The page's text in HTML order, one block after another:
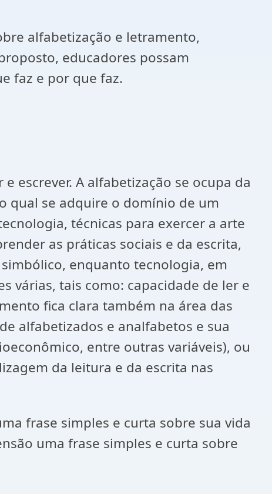
alfabetização e letramento,
educadores possam
faz e por que faz.
escrever. A alfabetização se ocupa da
qual se adquire o domínio de um
técnicas para exercer a arte
as práticas sociais e da escrita,
enquanto tecnologia, em
várias, tais como: capacidade de ler e
fica clara também na área das
alfabetizados e analfabetos e sua
entre outras variáveis), ou
da leitura e da escrita nas
frase simples e curta sobre sua vida
uma frase simples e curta sobre